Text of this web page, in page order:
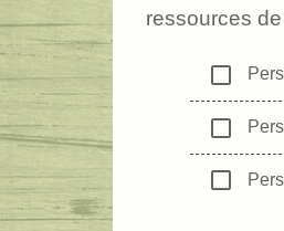
ressources
check_box_outline_blank
check_box_outline_blank
check_box_outline_blank